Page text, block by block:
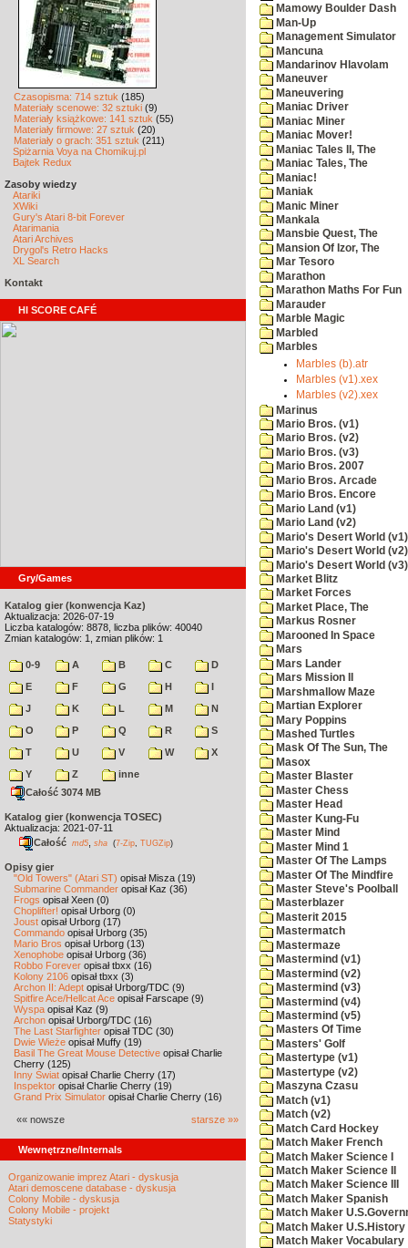
Czasopisma: 714 sztuk (185)
Materiały scenowe: 32 sztuki (9)
Materiały książkowe: 141 sztuk (55)
Materiały firmowe: 27 sztuk (20)
Materiały o grach: 351 sztuk (211)
Spiżarnia Voya na Chomikuj.pl
Bajtek Redux
Zasoby wiedzy
Atariki
XWiki
Gury's Atari 8-bit Forever
Atarimania
Atari Archives
Drygol's Retro Hacks
XL Search
Kontakt
HI SCORE CAFÉ
Gry/Games
Katalog gier (konwencja Kaz)
Aktualizacja: 2026-07-19
Liczba katalogów: 8878, liczba plików: 40040
Zmian katalogów: 1, zmian plików: 1
0-9 A B C
D
E
F G H
I
J
K L M
N
O
P Q R
S
T
U V W
X
Y
Z
inne
Całość 3074 MB
Katalog gier (konwencja TOSEC)
Aktualizacja: 2021-07-11
Całość md5 sha (7-Zip TUGZip)
Opisy gier
"Old Towers" (Atari ST) opisał Misza (19)
Submarine Commander opisał Kaz (36)
Frogs opisał Xeen (0)
Choplifter! opisał Urborg (0)
Joust opisał Urborg (17)
Commando opisał Urborg (35)
Mario Bros opisał Urborg (13)
Xenophobe opisał Urborg (36)
Robbo Forever opisał tbxx (16)
Kolony 2106 opisał tbxx (3)
Archon II: Adept opisał Urborg/TDC (9)
Spitfire Ace/Hellcat Ace opisał Farscape (9)
Wyspa opisał Kaz (9)
Archon opisał Urborg/TDC (16)
The Last Starfighter opisał TDC (30)
Dwie Wieże opisał Muffy (19)
Basil The Great Mouse Detective opisał Charlie
Cherry (125)
Inny Świat opisał Charlie Cherry (17)
Inspektor opisał Charlie Cherry (19)
Grand Prix Simulator opisał Charlie Cherry (16)
«« nowsze starsze »»
Wewnętrzne/Internals
Organizowanie imprez Atari - dyskusja
Atari demoscene database - dyskusja
Colony Mobile - dyskusja
Colony Mobile - projekt
Statystyki
Mamowy Boulder Dash
Man-Up
Management Simulator
Mancuna
Mandarinov Hlavolam
Maneuver
Maneuvering
Maniac Driver
Maniac Miner
Maniac Mover!
Maniac Tales II, The
Maniac Tales, The
Maniac!
Maniak
Manic Miner
Mankala
Mansbie Quest, The
Mansion Of Izor, The
Mar Tesoro
Marathon
Marathon Maths For Fun
Marauder
Marble Magic
Marbled
Marbles
Marbles (b).atr
Marbles (v1).xex
Marbles (v2).xex
Marinus
Mario Bros. (v1)
Mario Bros. (v2)
Mario Bros. (v3)
Mario Bros. 2007
Mario Bros. Arcade
Mario Bros. Encore
Mario Land (v1)
Mario Land (v2)
Mario's Desert World (v1)
Mario's Desert World (v2)
Mario's Desert World (v3)
Market Blitz
Market Forces
Market Place, The
Markus Rosner
Marooned In Space
Mars
Mars Lander
Mars Mission II
Marshmallow Maze
Martian Explorer
Mary Poppins
Mashed Turtles
Mask Of The Sun, The
Masox
Master Blaster
Master Chess
Master Head
Master Kung-Fu
Master Mind
Master Mind 1
Master Of The Lamps
Master Of The Mindfire
Master Steve's Poolball
Masterblazer
Masterit 2015
Mastermatch
Mastermaze
Mastermind (v1)
Mastermind (v2)
Mastermind (v3)
Mastermind (v4)
Mastermind (v5)
Masters Of Time
Masters' Golf
Mastertype (v1)
Mastertype (v2)
Maszyna Czasu
Match (v1)
Match (v2)
Match Card Hockey
Match Maker French
Match Maker Science I
Match Maker Science II
Match Maker Science III
Match Maker Spanish
Match Maker
Match Maker U.S.History
Match Maker Vocabulary